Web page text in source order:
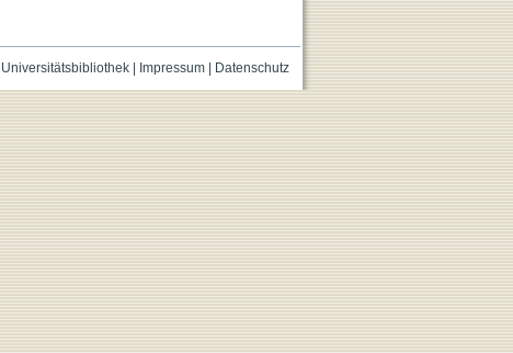
Universitätsbibliothek| Impressum| Datenschutz